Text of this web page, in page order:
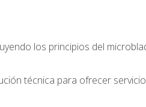
los principios del
técnica para ofrecer